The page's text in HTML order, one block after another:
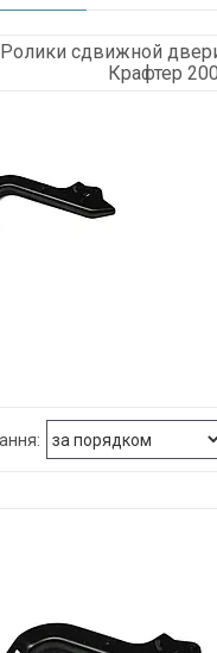
Ролики сдвижной
Крафтер